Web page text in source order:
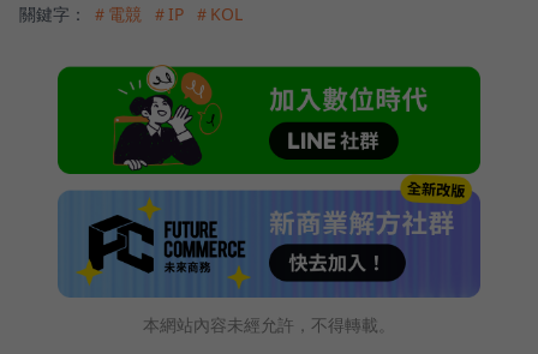
關鍵字： ＃電競 ＃IP ＃KOL
本網站內容未經允許，不得轉載。